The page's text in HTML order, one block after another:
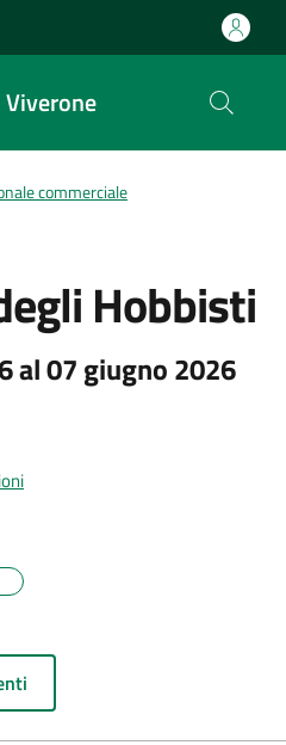
commerciale
Hobbisti
al 07 giugno 2026